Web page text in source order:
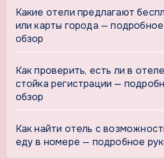
Какие отели предлагают
или карты города —
обзор
Как проверить, есть ли в
стойка регистрации —
обзор
Как найти отель с
еду в номере — подробное